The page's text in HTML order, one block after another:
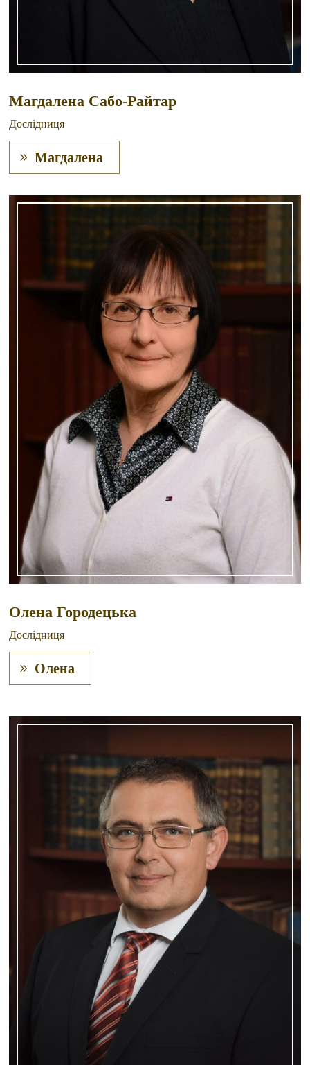
Магдалена Сабо-Райтар
Дослідниця
Магдалена
Олена Городецька
Дослідниця
Олена